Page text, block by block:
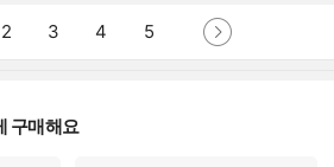
2 3 4 5
구매해요